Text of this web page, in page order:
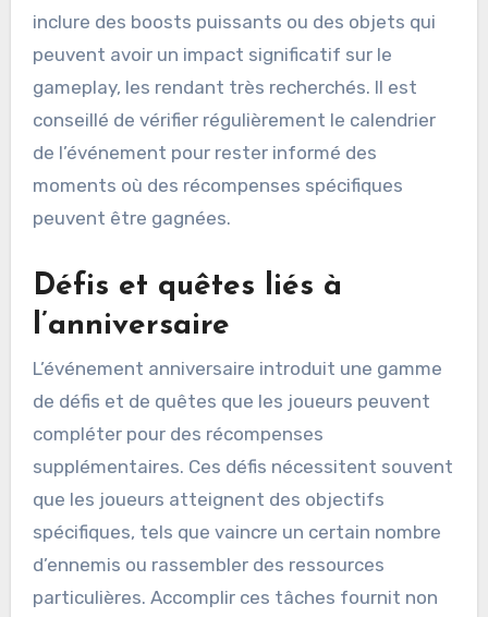
inclure des boosts puissants ou des objets qui
peuvent avoir un impact significatif sur le
gameplay, les rendant très recherchés. Il est
conseillé de vérifier régulièrement le calendrier
de l’événement pour rester informé des
moments où des récompenses spécifiques
peuvent être gagnées.
Défis et quêtes liés à
l’anniversaire
L’événement anniversaire introduit une gamme
de défis et de quêtes que les joueurs peuvent
compléter pour des récompenses
supplémentaires. Ces défis nécessitent souvent
que les joueurs atteignent des objectifs
spécifiques, tels que vaincre un certain nombre
d’ennemis ou rassembler des ressources
particulières. Accomplir ces tâches fournit non